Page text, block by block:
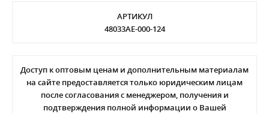
АРТИКУЛ
48033AE-000-124
Доступ к оптовым ценам и дополнительным материалам
на сайте предоставляется только юридическим лицам
после согласования с менеджером, получения и
подтверждения полной информации о Вашей